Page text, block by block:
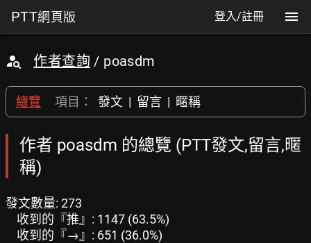
PTT網頁版 登入/註冊
作者查詢 / poasdm
總覽 項目： 發文 | 留言 | 暱稱
作者 poasdm 的總覽 (PTT發文,留言,暱
稱)
發文數量: 273
收到的『推』: 1147 (63.5%)
收到的『→』: 651 (36.0%)